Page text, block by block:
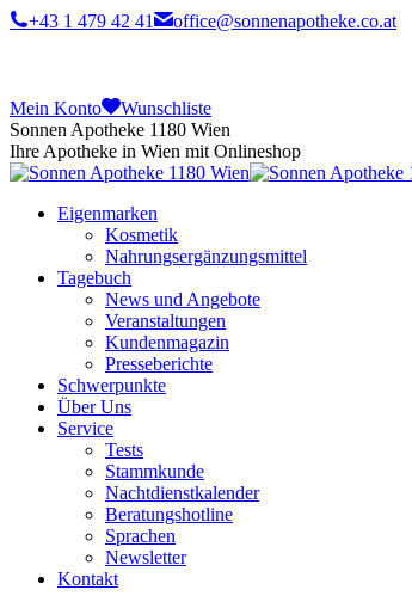
+43 1 479 42 41 office@sonnenapotheke.co.at
Mein Konto
Wunschliste
Sonnen Apotheke 1180 Wien
Ihre Apotheke in Wien mit Onlineshop
Eigenmarken
Kosmetik
Nahrungsergänzungsmittel
Tagebuch
News und Angebote
Veranstaltungen
Kundenmagazin
Presseberichte
Schwerpunkte
Über Uns
Service
Tests
Stammkunde
Nachtdienstkalender
Beratungshotline
Sprachen
Newsletter
Kontakt